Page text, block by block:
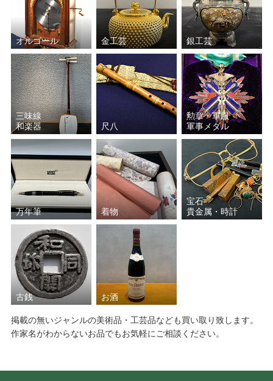
オルゴール 金工芸 銀工芸
三味線
和楽器
尺八
勲章・軍服
軍事メダル
万年筆 着物
宝石
貴金属・時計
古銭 お酒
掲載の無いジャンルの美術品・工芸品なども買い取り致します。
作家名がわからないお品でもお気軽にご相談ください。